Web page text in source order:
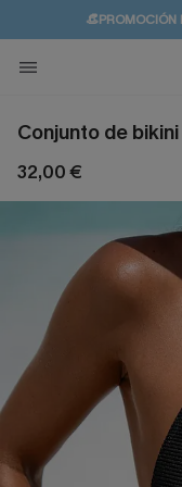
👒PROMOCIÓN
🚚ENVÍO
Conjunto de
32,00 €